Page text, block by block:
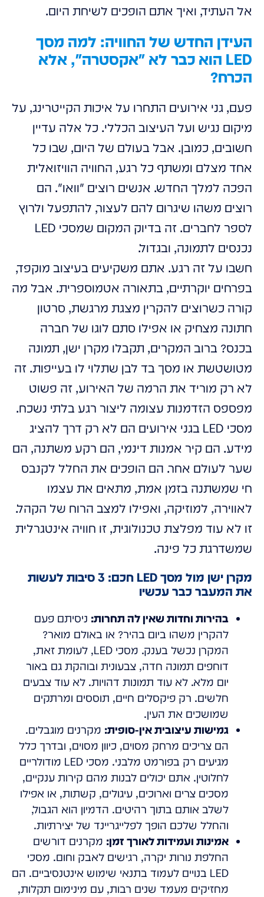
אל העתיד, ואיך אתם הופכים לשיחת היום.
העידן החדש של החוויה: למה מסך
LED הוא כבר לא "אקסטרה", אלא
הכרח?
פעם, גני אירועים התחרו על איכות הקייטרינג, על
מיקום נגיש ועל העיצוב הכללי. כל אלה עדיין
חשובים, כמובן. אבל בעולם של היום, שבו כל
אחד מצלם ומשתף כל רגע, החוויה הוויזואלית
הפכה למלך החדש. אנשים רוצים "וואו". הם
רוצים משהו שיגרום להם לעצור, להתפעל ולרוץ
לספר לחברים. זה בדיוק המקום שמסכי LED
נכנסים לתמונה, ובגדול.
חשבו על זה רגע. אתם משקיעים בעיצוב מוקפד,
בפרחים יוקרתיים, בתאורה אטמוספרית. אבל מה
קורה כשרוצים להקרין מצגת מרגשת, סרטון
חתונה מצחיק או אפילו סתם לוגו של חברה
בכנס? ברוב המקרים, תקבלו מקרן ישן, תמונה
מטושטשת או מסך בד לבן שתלוי לו בעייפות. זה
לא רק מוריד את הרמה של האירוע, זה פשוט
מפספס הזדמנות עצומה ליצור רגע בלתי נשכח.
מסכי LED בגני אירועים הם לא רק דרך להציג
מידע. הם קיר אמנות דינמי, הם רקע משתנה, הם
שער לעולם אחר. הם הופכים את החלל לקנבס
חי שמשתנה בזמן אמת, מתאים את עצמו
לאווירה, למוזיקה, ואפילו למצב הרוח של הקהל.
זו לא עוד מפלצת טכנולוגית, זו חוויה אינטגרלית
שמשדרגת כל פינה.
מקרן ישן מול מסך LED חכם: 3 סיבות לעשות
את המעבר כבר עכשיו
בהירות וחדות שאין לה תחרות: ניסיתם פעם
להקרין משהו ביום בהיר? או באולם מואר?
המקרן נכשל בענק. מסכי LED, לעומת זאת,
דוחפים תמונה חדה, צבעונית ובוהקת גם באור
יום מלא. לא עוד תמונות דהויות. לא עוד צבעים
חלשים. רק פיקסלים חיים, תוססים ומרתקים
שמושכים את העין.
גמישות עיצובית אין-סופית: מקרנים מוגבלים.
הם צריכים מרחק מסוים, כיוון מסוים, ובדרך כלל
מגיעים רק בפורמט מלבני. מסכי LED מודולריים
לחלוטין. אתם יכולים לבנות מהם קירות ענקיים,
מסכים צרים וארוכים, עיגולים, קשתות, או אפילו
לשלב אותם בתוך רהיטים. הדמיון הוא הגבול,
והחלל שלכם הופך לפלייגריינד של יצירתיות.
אמינות ועמידות לאורך זמן: מקרנים דורשים
החלפת נורות יקרה, רגישים לאבק וחום. מסכי
LED בנויים לעמוד בתנאי שימוש אינטנסיביים. הם
מחזיקים מעמד שנים רבות, עם מינימום תקלות,